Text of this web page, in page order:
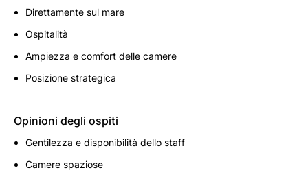
Direttamente sul mare
Ospitalità
Ampiezza e comfort delle camere
Posizione strategica
Opinioni degli ospiti
Gentilezza e disponibilità dello staff
Camere spaziose